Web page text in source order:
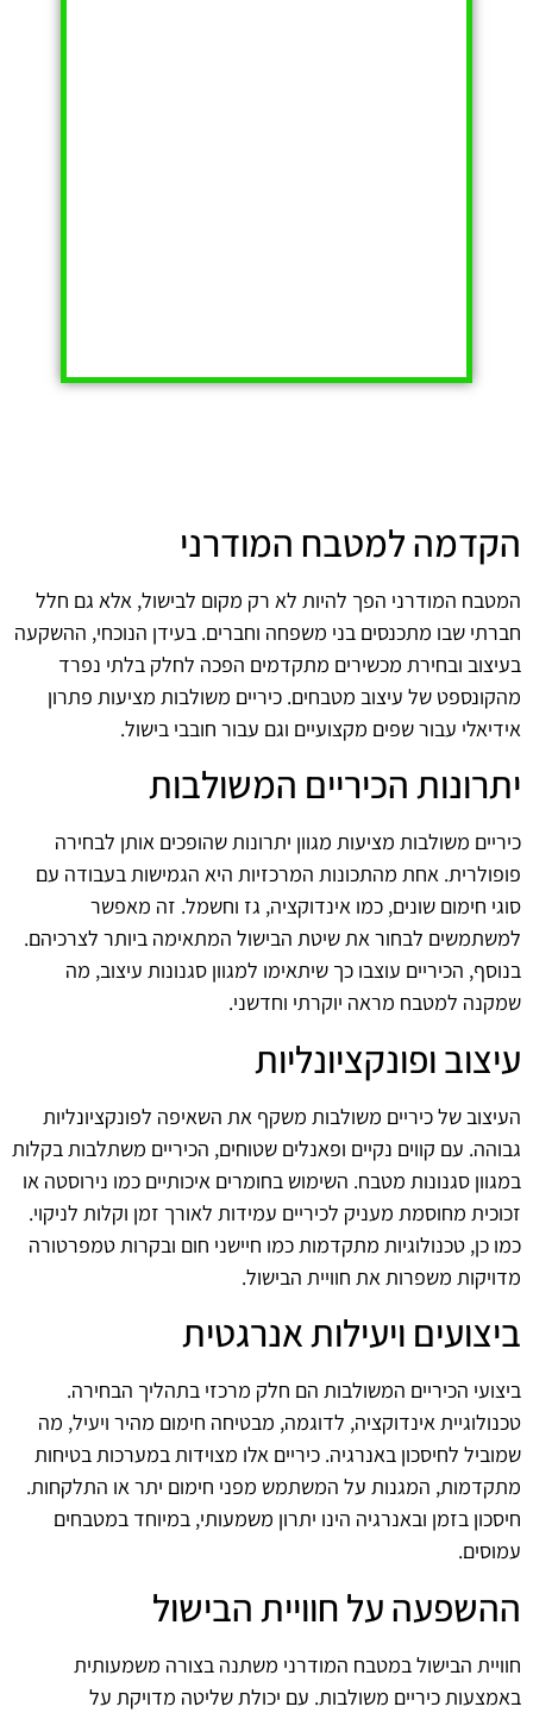
הקדמה למטבח המודרני
המטבח המודרני הפך להיות לא רק מקום לבישול, אלא גם חלל
חברתי שבו מתכנסים בני משפחה וחברים. בעידן הנוכחי, ההשקעה
בעיצוב ובחירת מכשירים מתקדמים הפכה לחלק בלתי נפרד
מהקונספט של עיצוב מטבחים. כיריים משולבות מציעות פתרון
אידיאלי עבור שפים מקצועיים וגם עבור חובבי בישול.
יתרונות הכיריים המשולבות
כיריים משולבות מציעות מגוון יתרונות שהופכים אותן לבחירה
פופולרית. אחת מהתכונות המרכזיות היא הגמישות בעבודה עם
סוגי חימום שונים, כמו אינדוקציה, גז וחשמל. זה מאפשר
למשתמשים לבחור את שיטת הבישול המתאימה ביותר לצרכיהם.
בנוסף, הכיריים עוצבו כך שיתאימו למגוון סגנונות עיצוב, מה
שמקנה למטבח מראה יוקרתי וחדשני.
עיצוב ופונקציונליות
העיצוב של כיריים משולבות משקף את השאיפה לפונקציונליות
גבוהה. עם קווים נקיים ופאנלים שטוחים, הכיריים משתלבות בקלות
במגוון סגנונות מטבח. השימוש בחומרים איכותיים כמו נירוסטה או
זכוכית מחוסמת מעניק לכיריים עמידות לאורך זמן וקלות לניקוי.
כמו כן, טכנולוגיות מתקדמות כמו חיישני חום ובקרות טמפרטורה
מדויקות משפרות את חוויית הבישול.
ביצועים ויעילות אנרגטית
ביצועי הכיריים המשולבות הם חלק מרכזי בתהליך הבחירה.
טכנולוגיית אינדוקציה, לדוגמה, מבטיחה חימום מהיר ויעיל, מה
שמוביל לחיסכון באנרגיה. כיריים אלו מצוידות במערכות בטיחות
מתקדמות, המגנות על המשתמש מפני חימום יתר או התלקחות.
חיסכון בזמן ובאנרגיה הינו יתרון משמעותי, במיוחד במטבחים
עמוסים.
ההשפעה על חוויית הבישול
חוויית הבישול במטבח המודרני משתנה בצורה משמעותית
באמצעות כיריים משולבות. עם יכולת שליטה מדויקת על